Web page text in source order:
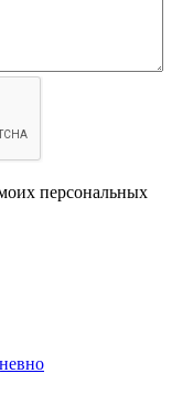
персональных